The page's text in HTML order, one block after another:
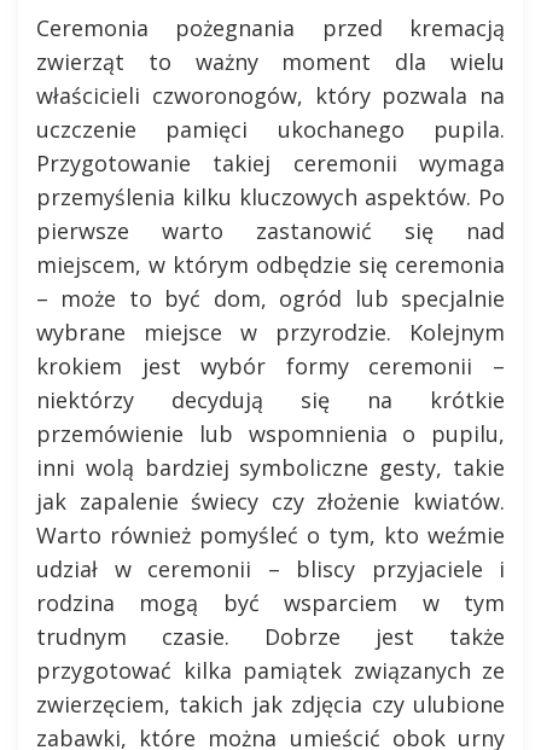
Ceremonia pożegnania przed kremacją
zwierząt to ważny moment dla wielu
właścicieli czworonogów, który pozwala na
uczczenie pamięci ukochanego pupila.
Przygotowanie takiej ceremonii wymaga
przemyślenia kilku kluczowych aspektów. Po
pierwsze warto zastanowić się nad
miejscem, w którym odbędzie się ceremonia
– może to być dom, ogród lub specjalnie
wybrane miejsce w przyrodzie. Kolejnym
krokiem jest wybór formy ceremonii –
niektórzy decydują się na krótkie
przemówienie lub wspomnienia o pupilu,
inni wolą bardziej symboliczne gesty, takie
jak zapalenie świecy czy złożenie kwiatów.
Warto również pomyśleć o tym, kto weźmie
udział w ceremonii – bliscy przyjaciele i
rodzina mogą być wsparciem w tym
trudnym czasie. Dobrze jest także
przygotować kilka pamiątek związanych ze
zwierzęciem, takich jak zdjęcia czy ulubione
zabawki, które można umieścić obok urny